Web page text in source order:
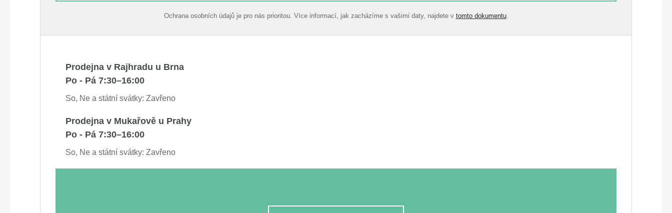
Ochrana osobních údajů je pro nás prioritou. Více informací, jak zacházíme s vašimi daty, najdete v tomto dokumentu.
Prodejna v Rajhradu u Brna
Po - Pá 7:30–16:00
So, Ne a státní svátky: Zavřeno
Prodejna v Mukařově u Prahy
Po - Pá 7:30–16:00
So, Ne a státní svátky: Zavřeno